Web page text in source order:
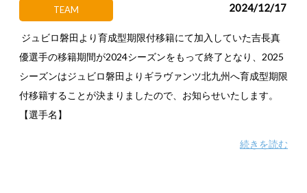
TEAM 2024/12/17
ジュビロ磐田より育成型期限付移籍にて加入していた吉長真
優選手の移籍期間が2024シーズンをもって終了となり、2025
シーズンはジュビロ磐田よりギラヴァンツ北九州へ育成型期限
付移籍することが決まりましたので、お知らせいたします。
【選手名】
続きを読む